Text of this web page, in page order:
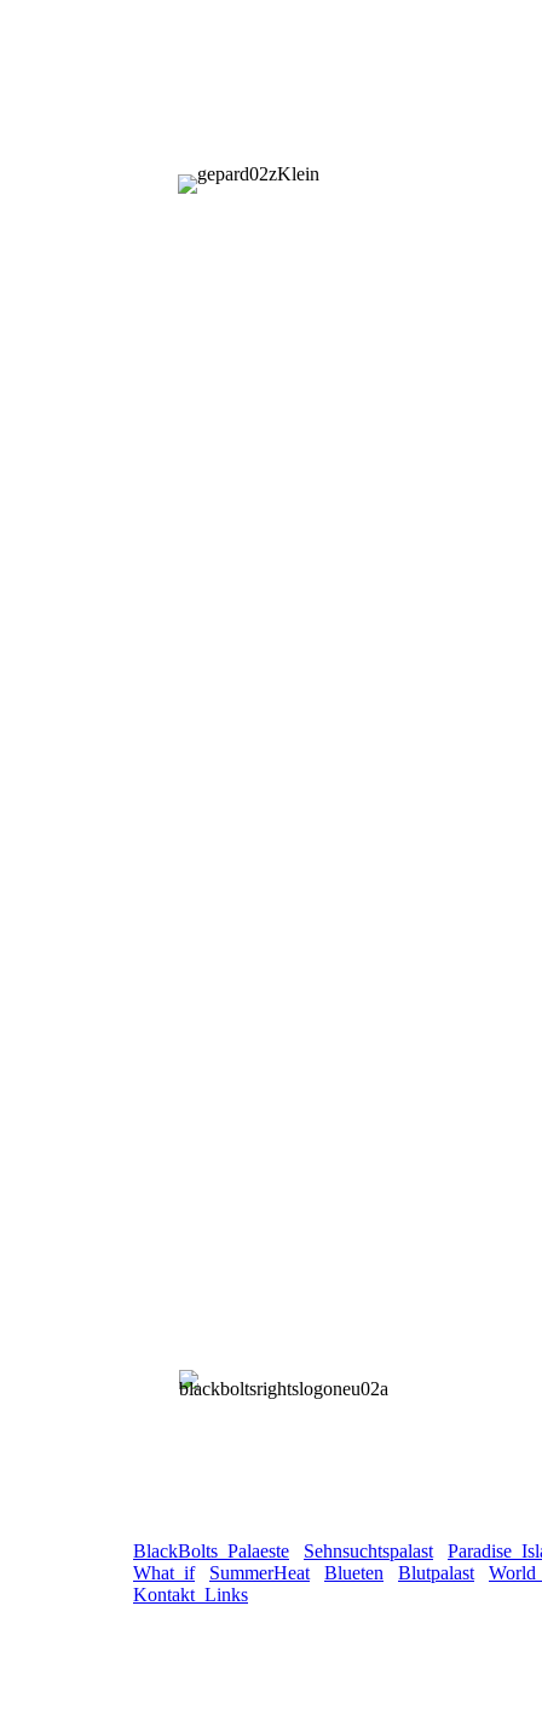
BlackBolts_Palaeste Sehnsuchtspalast
What_if
SummerHeat Blueten Blutpalast
Kontakt_Links